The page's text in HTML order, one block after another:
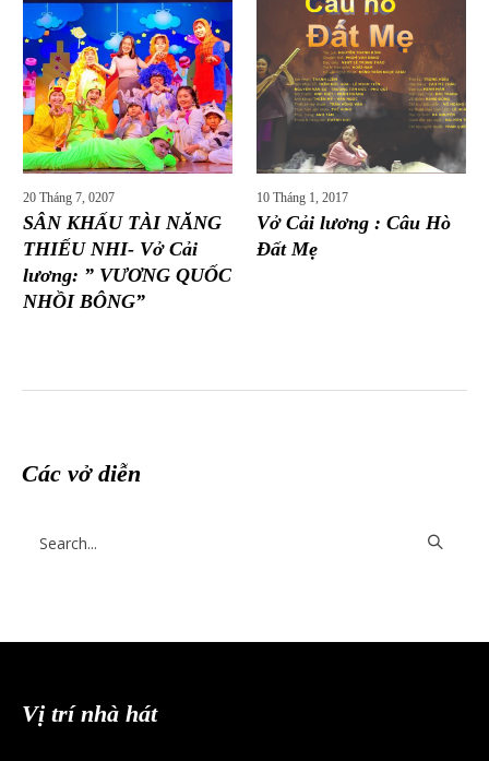
20 Tháng 7, 0207
SÂN KHẤU TÀI NĂNG
THIẾU NHI- Vở Cải
lương: ” VƯƠNG QUỐC
NHỒI BÔNG”
10 Tháng 1, 2017
Vở Cải lương : Câu Hò
Đất Mẹ
Các vở diễn
Vị trí nhà hát